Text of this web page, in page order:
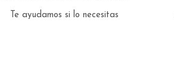
Te ayudamos si lo necesitas